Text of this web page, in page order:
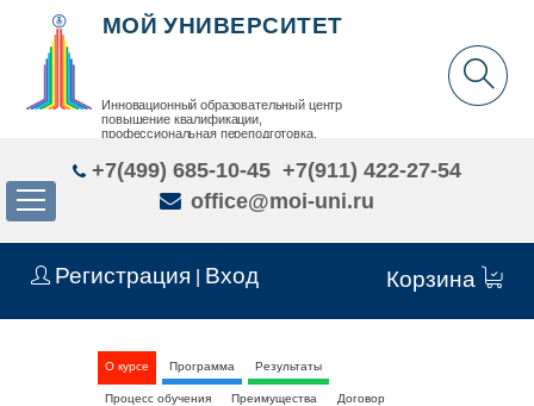
Регистрация Вход Корзина
МОЙ УНИВЕРСИТЕТ
Инновационный образовательный центр
повышение квалификации,
профессиональная переподготовка,
+7(499) 685-10-45 +7(911) 422-27-54
office@moi-uni.ru
О курсе Программа Результаты
Процесс обучения Преимущества Договор